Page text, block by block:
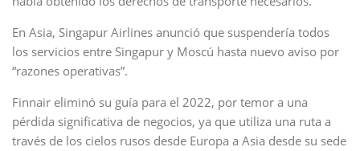
En Asia, Singapur Airlines anunció que suspendería todos
los servicios entre Singapur y Moscú hasta nuevo aviso por
“razones operativas”.
Finnair eliminó su guía para el 2022, por temor a una
pérdida significativa de negocios, ya que utiliza una ruta a
través de los cielos rusos desde Europa a Asia desde su sede